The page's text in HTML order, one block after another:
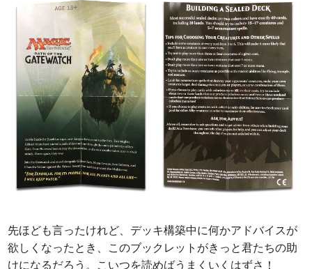
先ほども言ったけれど、デッキ構築中に何かアドバイスが
欲しくなったとき、このブックレットがきっと君たちの助
けになるだろう。こいつを読めばうまくいくはずさ！